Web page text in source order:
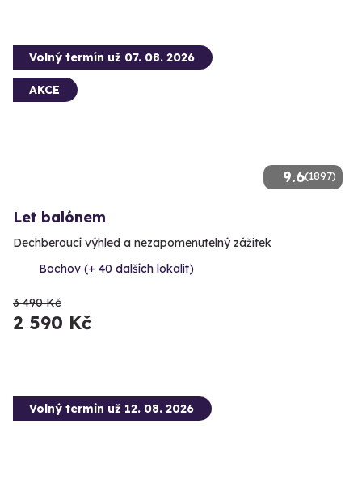
9.6(1897)
Volný termín už 07. 08. 2026
AKCE
Let balónem
Dechberoucí výhled a nezapomenutelný zážitek
Bochov (+ 40 dalších lokalit)
3 490 Kč
2 590 Kč
Volný termín už 12. 08. 2026